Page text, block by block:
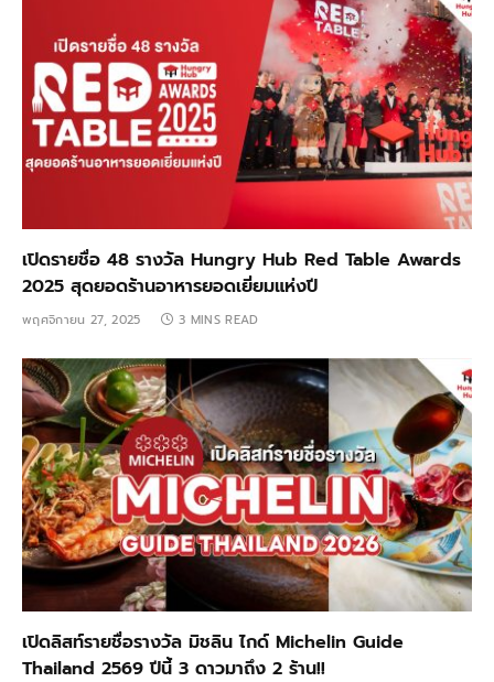
เปิดรายชื่อ 48 รางวัล Hungry Hub Red Table Awards
2025 สุดยอดร้านอาหารยอดเยี่ยมแห่งปี
พฤศจิกายน 27, 2025 3 MINS READ
เปิดลิสท์รายชื่อรางวัล มิชลิน ไกด์ Michelin Guide
Thailand 2569 ปีนี้ 3 ดาวมาถึง 2 ร้าน!!